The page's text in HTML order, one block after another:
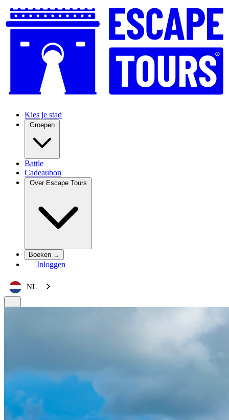
Kies je stad
Groepen
Battle
Cadeaubon
Over Escape Tours
Boeken →
Inloggen
NL